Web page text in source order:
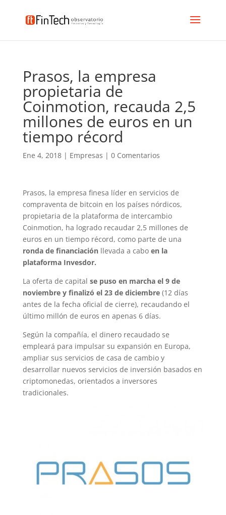
Prasos, la empresa
propietaria de
Coinmotion, recauda 2,5
millones de euros en un
tiempo récord
Ene 4, 2018| Empresas | 0 Comentarios
Prasos, la empresa finesa líder en servicios de
compraventa de bitcoin en los países nórdicos,
propietaria de la plataforma de intercambio
Coinmotion, ha logrado recaudar 2,5 millones de
euros en un tiempo récord, como parte de una
ronda de financiaciónllevada a cabo en la
plataforma Invesdor.
La oferta de capital se puso en marcha el 9 de
noviembre y finalizó el 23 de diciembre(12 días
antes de la fecha oficial de cierre), recaudando el
último millón de euros en apenas 6 días.
Según la compañía, el dinero recaudado se
empleará para impulsar su expansión en Europa,
ampliar sus servicios de casa de cambio y
desarrollar nuevos servicios de inversión basados en
criptomonedas, orientados a inversores
tradicionales.